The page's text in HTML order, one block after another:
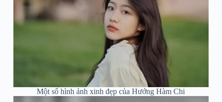
Một số hình ảnh xinh đẹp của Hướng Hàm Chi